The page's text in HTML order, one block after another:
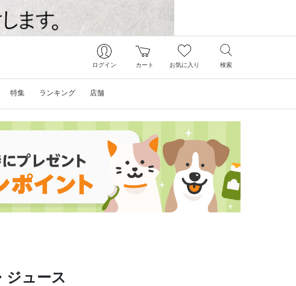
ログイン カート お気に入り 検索
特集 ランキング 店舗
ジュース